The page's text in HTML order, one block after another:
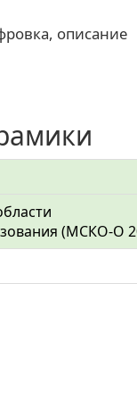
описание
(МСКО-О